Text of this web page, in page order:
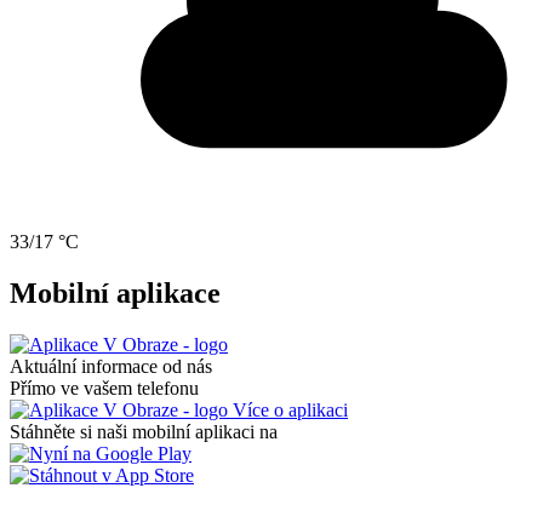
33/17 °C
Mobilní aplikace
Aktuální informace od nás
Přímo ve vašem telefonu
Více o aplikaci
Stáhněte si naši mobilní aplikaci na